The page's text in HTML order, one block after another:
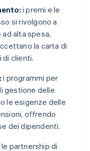
i premi e le
si rivolgono a
alta spesa,
la carta di
clienti.
i programmi per
gestione delle
le esigenze delle
offrendo
dei dipendenti.
le partnership di